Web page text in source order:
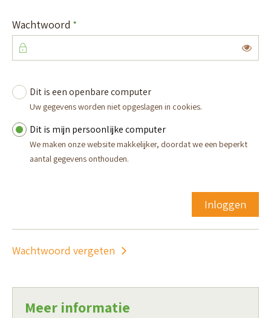
Wachtwoord *
Vul uw inloggegevens in
Dit is een openbare computer
Uw gegevens worden niet opgeslagen in cookies.
Dit is mijn persoonlijke computer
We maken onze website makkelijker, doordat we een beperkt
aantal gegevens onthouden.
Inloggen
Wachtwoord vergeten
Meer informatie